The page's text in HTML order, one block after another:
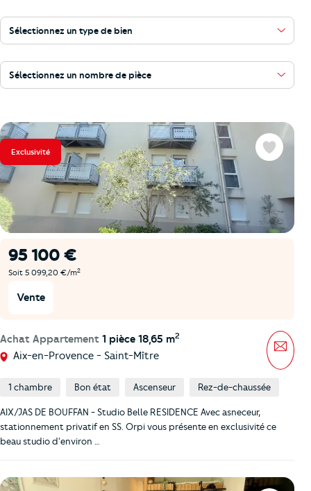
Sélectionnez un type de bien
Sélectionnez un nombre de pièce
Exclusivité
95 100 €
Soit 5 099,20 €/m2
Vente
Achat Appartement 1 pièce 18,65 m2
Aix-en-Provence - Saint-Mître
Favoris
1 chambre Bon état Ascenseur Rez-de-chaussée
AIX/JAS DE BOUFFAN - Studio Belle RESIDENCE Avec asneceur,
stationnement privatif en SS. Orpi vous présente en exclusivité ce
beau studio d'environ …